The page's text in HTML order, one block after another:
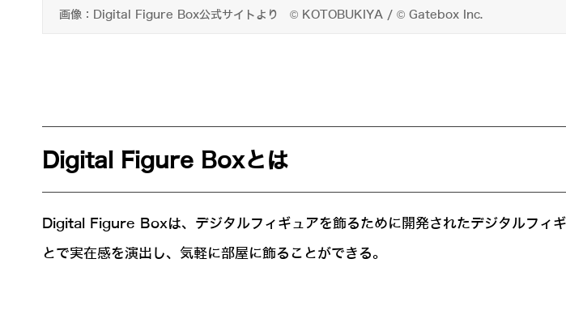
画像：Digital Figure Box公式サイトより © KOTOBUKIYA / © Gatebox Inc.
Digital Figure Boxとは
Digital Figure Boxは、デジタルフィギュアを飾るために開発されたデジタルフィ
とで実在感を演出し、気軽に部屋に飾ることができる。